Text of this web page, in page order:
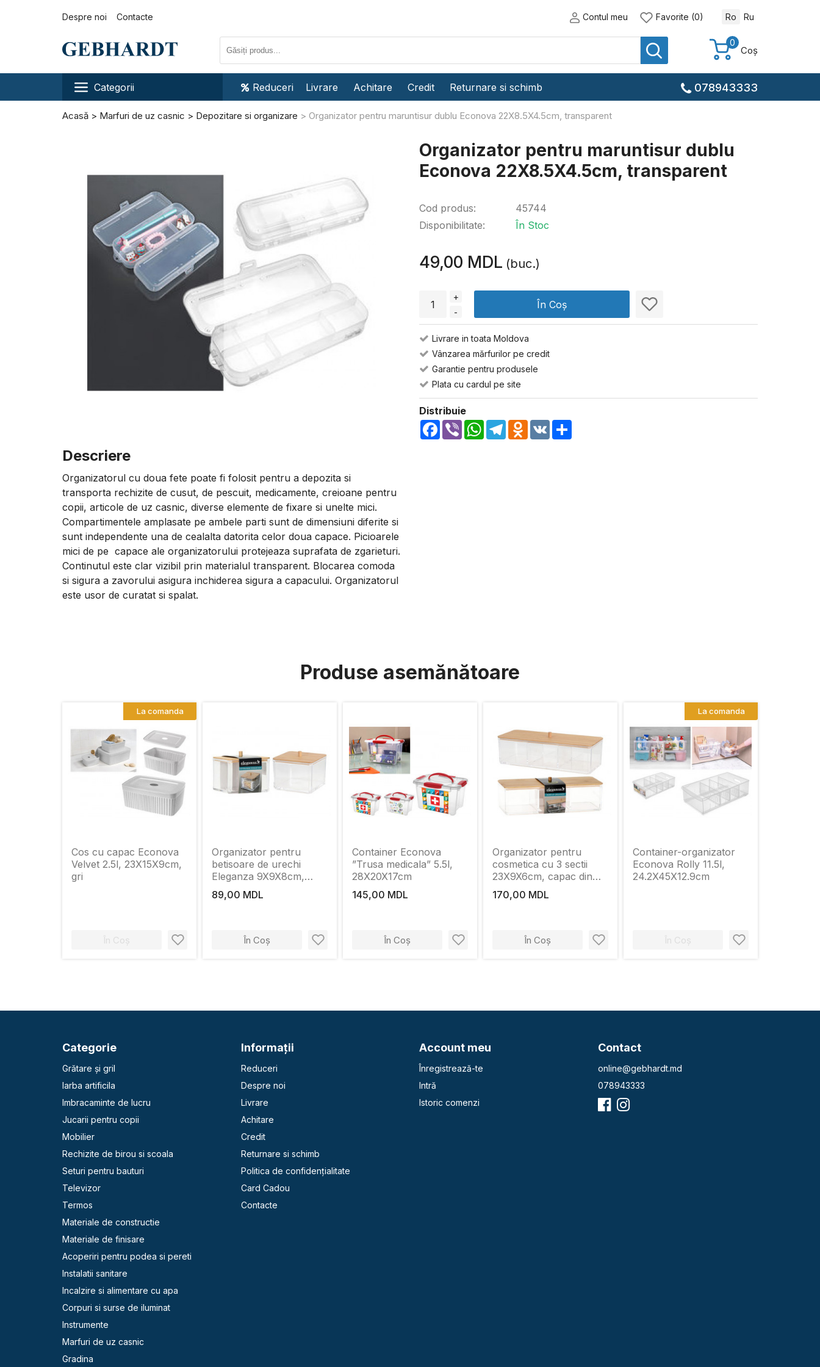
Despre noi Contacte Contul meu Favorite (0) Ro Ru
0
Coș
Categorii Reduceri Livrare Achitare Credit Returnare si schimb 078943333
Acasă Marfuri de uz casnic Depozitare si organizare Organizator pentru maruntisur dublu Econova 22X8.5X4.5cm, transparent
Descriere
Organizatorul cu doua fete poate fi folosit pentru a depozita si
transporta rechizite de cusut, de pescuit, medicamente, creioane pentru
copii, articole de uz casnic, diverse elemente de fixare si unelte mici.
Compartimentele amplasate pe ambele parti sunt de dimensiuni diferite si
sunt independente una de cealalta datorita celor doua capace. Picioarele
mici de pe capace ale organizatorului protejeaza suprafata de zgarieturi.
Continutul este clar vizibil prin materialul transparent. Blocarea comoda
si sigura a zavorului asigura inchiderea sigura a capacului. Organizatorul
este usor de curatat si spalat.
Organizator pentru maruntisur dublu
Econova 22X8.5X4.5cm, transparent
Cod produs:
Disponibilitate:
45744
În Stoc
49,00 MDL (buc.)
+
-
În Coș
Livrare in toata Moldova
Vânzarea mărfurilor pe credit
Garantie pentru produsele
Plata cu cardul pe site
Distribuie
Facebook
Viber WhatsApp
TelegramOdnoklassniki
VK
Produse asemănătoare
Cos cu capac Econova
Velvet 2.5l, 23X15X9cm,
gri
În Coș
La comanda
Organizator pentru
betisoare de urechi
Eleganza 9X9X8cm,
capac din bambus
89,00 MDL
În Coș
Container Econova
”Trusa medicala” 5.5l,
28X20X17cm
145,00 MDL
În Coș
Organizator pentru
cosmetica cu 3 sectii
23X9X6cm, capac din
bambus
170,00 MDL
În Coș
Container-organizator
Econova Rolly 11.5l,
24.2X45X12.9cm
În Coș
La comanda
Categorie
Grătare și gril
Iarba artificila
Imbracaminte de lucru
Jucarii pentru copii
Mobilier
Rechizite de birou si scoala
Seturi pentru bauturi
Televizor
Termos
Materiale de constructie
Materiale de finisare
Acoperiri pentru podea si pereti
Instalatii sanitare
Incalzire si alimentare cu apa
Corpuri si surse de iluminat
Instrumente
Marfuri de uz casnic
Gradina
Informaţii
Reduceri
Despre noi
Livrare
Achitare
Credit
Returnare si schimb
Politica de confidențialitate
Card Cadou
Contacte
Account meu
Înregistrează-te
Intră
Istoric comenzi
Contact
online@gebhardt.md
078943333